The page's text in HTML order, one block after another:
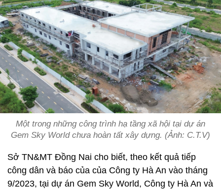
Một trong những công trình hạ tầng xã hội tại dự án
Gem Sky World chưa hoàn tất xây dựng. (Ảnh: C.T.V)
Sở TN&MT Đồng Nai cho biết, theo kết quả tiếp
công dân và báo của của Công ty Hà An vào tháng
9/2023, tại dự án Gem Sky World, Công ty Hà An và